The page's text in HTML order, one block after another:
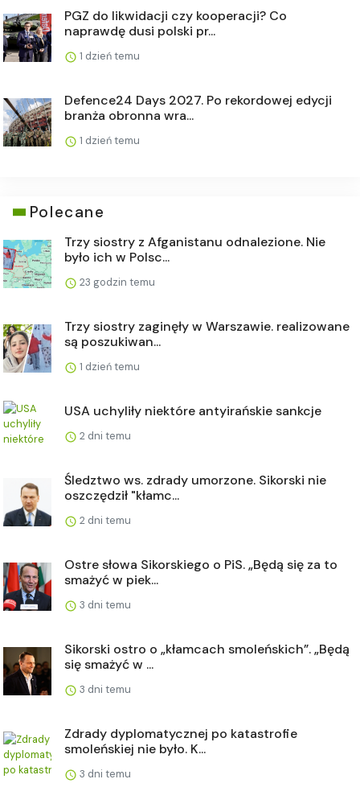
PGZ do likwidacji czy kooperacji? Co
naprawdę dusi polski pr...
1 dzień temu
Defence24 Days 2027. Po rekordowej edycji
branża obronna wra...
1 dzień temu
Polecane
Trzy siostry z Afganistanu odnalezione. Nie
było ich w Polsc...
23 godzin temu
Trzy siostry zaginęły w Warszawie. realizowane
są poszukiwan...
1 dzień temu
USA uchyliły niektóre antyirańskie sankcje
2 dni temu
Śledztwo ws. zdrady umorzone. Sikorski nie
oszczędził "kłamc...
2 dni temu
Ostre słowa Sikorskiego o PiS. „Będą się za to
smażyć w piek...
3 dni temu
Sikorski ostro o „kłamcach smoleńskich”. „Będą
się smażyć w ...
3 dni temu
Zdrady dyplomatycznej po katastrofie
smoleńskiej nie było. K...
3 dni temu